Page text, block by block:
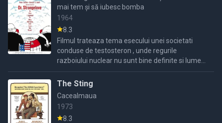
mai tem și să iubesc bomba
1964
8.3
Filmul trateaza tema esecului unei societati
conduse de testosteron , unde regurile
razboiului nuclear nu sunt bine definite si lumea
este condusa de oameni fara caracter .
The Sting
Cacealmaua
1973
8.3